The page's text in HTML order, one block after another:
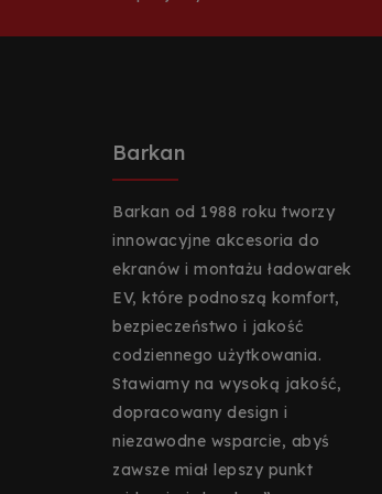
Barkan
Barkan od 1988 roku tworzy
innowacyjne akcesoria do
ekranów i montażu ładowarek
EV, które podnoszą komfort,
bezpieczeństwo i jakość
codziennego użytkowania.
Stawiamy na wysoką jakość,
dopracowany design i
niezawodne wsparcie, abyś
zawsze miał lepszy punkt